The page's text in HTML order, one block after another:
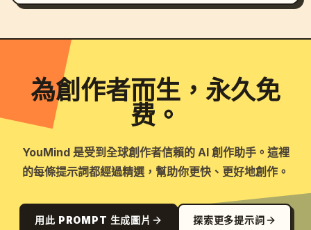
為創作者而生，永久免
费。
YouMind 是受到全球創作者信賴的 AI 創作助手。這裡
的每條提示詞都經過精選，幫助你更快、更好地創作。
用此 PROMPT 生成圖片 探索更多提示詞